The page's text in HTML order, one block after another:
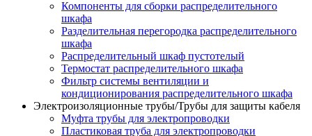
Компоненты для сборки распределительного
шкафа
Разделительная перегородка распределительного
шкафа
Распределительный шкаф пустотелый
Термостат распределительного шкафа
Фильтр системы вентиляции и
кондиционирования распределительного шкафа
Электроизоляционные трубы/Трубы для защиты кабеля
Муфта трубы для электропроводки
Пластиковая труба для электропроводки